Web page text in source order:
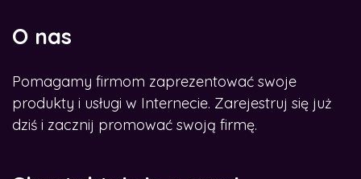
O nas
Pomagamy firmom zaprezentować swoje
produkty i usługi w Internecie. Zarejestruj się już
dziś i zacznij promować swoją firmę.